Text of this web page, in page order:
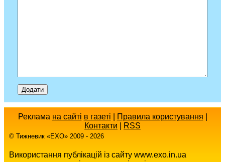
Реклама на сайті в газеті Правила користування
Контакти
RSS
© Тижневик «EХO» 2009 - 2026
Використання публікацій із сайту www.exo.in.ua